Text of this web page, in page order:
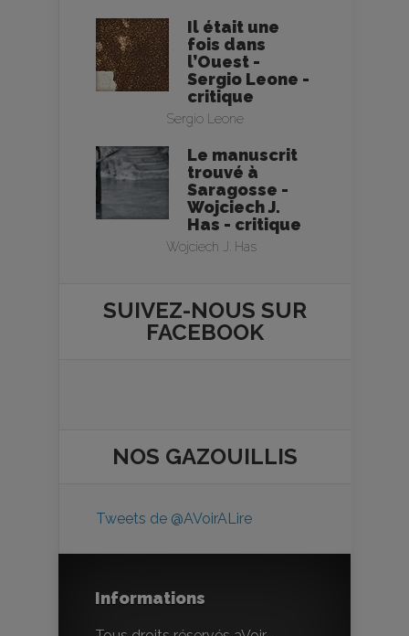
Il était une
fois dans
l’Ouest -
Sergio Leone -
critique
Sergio Leone
Le manuscrit
trouvé à
Saragosse -
Wojciech J.
Has - critique
Wojciech J. Has
SUIVEZ-NOUS SUR
FACEBOOK
NOS GAZOUILLIS
Tweets de @AVoirALire
Informations